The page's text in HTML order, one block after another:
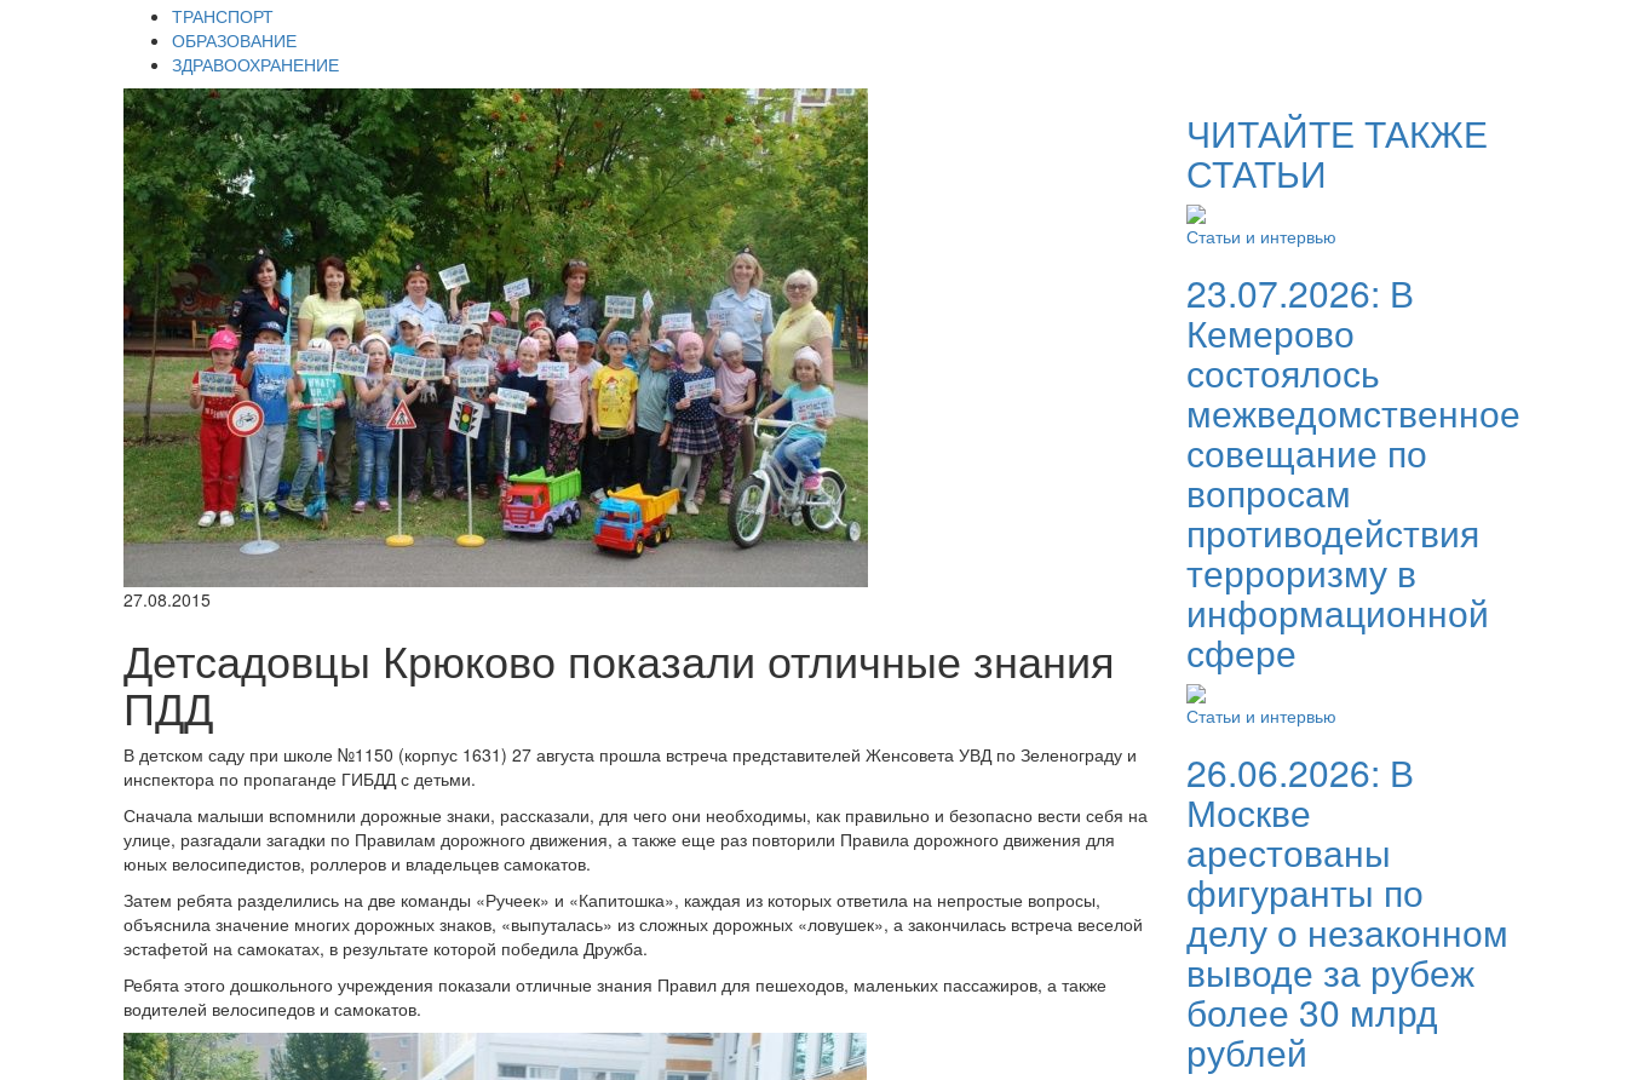
ТРАНСПОРТ
ОБРАЗОВАНИЕ
ЗДРАВООХРАНЕНИЕ
27.08.2015
Детсадовцы Крюково показали отличные знания
ПДД
В детском саду при школе №1150 (корпус 1631) 27 августа прошла встреча представителей Женсовета УВД по Зеленограду и
инспектора по пропаганде ГИБДД с детьми.
Сначала малыши вспомнили дорожные знаки, рассказали, для чего они необходимы, как правильно и безопасно вести себя на
улице, разгадали загадки по Правилам дорожного движения, а также еще раз повторили Правила дорожного движения для
юных велосипедистов, роллеров и владельцев самокатов.
Затем ребята разделились на две команды «Ручеек» и «Капитошка», каждая из которых ответила на непростые вопросы,
объяснила значение многих дорожных знаков, «выпуталась» из сложных дорожных «ловушек», а закончилась встреча веселой
эстафетой на самокатах, в результате которой победила Дружба.
Ребята этого дошкольного учреждения показали отличные знания Правил для пешеходов, маленьких пассажиров, а также
водителей велосипедов и самокатов.
ЧИТАЙТЕ ТАКЖЕ
СТАТЬИ
Статьи и интервью
23.07.2026: В
Кемерово
состоялось
межведомственное
совещание по
вопросам
противодействия
терроризму в
информационной
сфере
Статьи и интервью
26.06.2026: В
Москве
арестованы
фигуранты по
делу о незаконном
выводе за рубеж
более 30 млрд
рублей